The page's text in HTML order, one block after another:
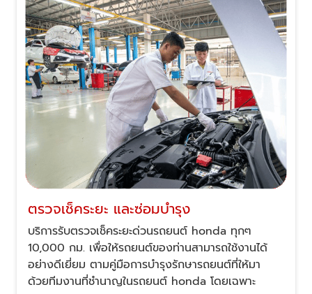
ตรวจเช็คระยะ และซ่อมบำรุง
บริการรับตรวจเช็คระยะด่วนรถยนต์ honda ทุกๆ
10,000 กม. เพื่อให้รถยนต์ของท่านสามารถใช้งานได้
อย่างดีเยี่ยม ตามคู่มือการบำรุงรักษารถยนต์ที่ให้มา
ด้วยทีมงานที่ชำนาญในรถยนต์ honda โดยเฉพาะ